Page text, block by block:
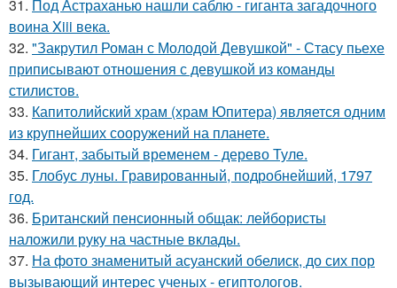
31. Под Астраханью нашли саблю - гиганта загадочного
воина Xiii века.
32. "Закрутил Роман с Молодой Девушкой" - Стасу пьехе
приписывают отношения с девушкой из команды
стилистов.
33. Капитолийский храм (храм Юпитера) является одним
из крупнейших сооружений на планете.
34. Гигант, забытый временем - дерево Туле.
35. Глобус луны. Гравированный, подробнейший, 1797
год.
36. Британский пенсионный общак: лейбористы
наложили руку на частные вклады.
37. На фото знаменитый асуанский обелиск, до сих пор
вызывающий интерес ученых - египтологов.